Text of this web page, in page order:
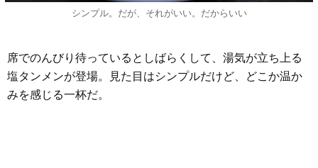
シンプル。だが、それがいい。だからいい
席でのんびり待っているとしばらくして、湯気が立ち上る
塩タンメンが登場。見た目はシンプルだけど、どこか温か
みを感じる一杯だ。